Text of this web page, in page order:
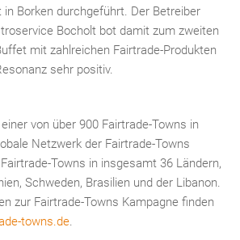
Borken durchgeführt. Der Betreiber
Bocholt bot damit zum zweiten
mit zahlreichen Fairtrade-Produkten
sehr positiv.
von über 900 Fairtrade-Towns in
Netzwerk der Fairtrade-Towns
Towns in insgesamt 36 Ländern,
Schweden, Brasilien und der Libanon.
zur Fairtrade-Towns Kampagne finden
towns.de.